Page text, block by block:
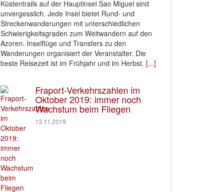
Küstentrails auf der Hauptinsel Sao Miguel sind
unvergesslich. Jede Insel bietet Rund- und
Streckenwanderungen mit unterschiedlichen
Schwierigkeitsgraden zum Weitwandern auf den
Azoren. Inselflüge und Transfers zu den
Wanderungen organisiert der Veranstalter. Die
beste Reisezeit ist im Frühjahr und im Herbst. [...]
Fraport-Verkehrszahlen im
Oktober 2019: immer noch
Wachstum beim Fliegen
13.11.2019